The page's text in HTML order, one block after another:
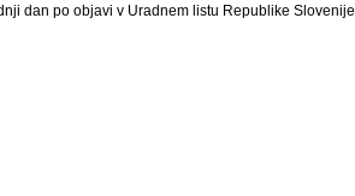
dan po objavi v Uradnem listu Republike Slovenije.